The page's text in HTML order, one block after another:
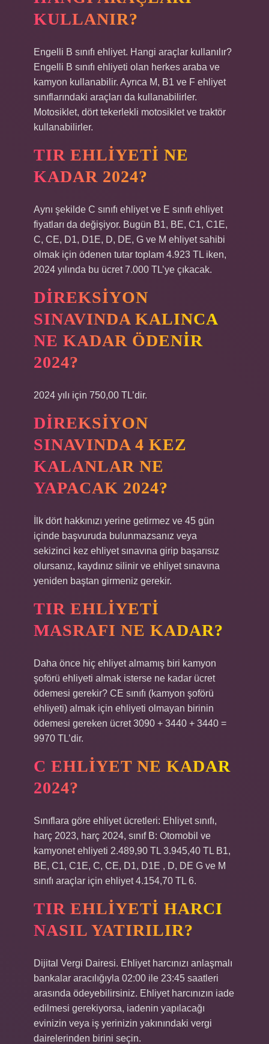
KULLANIR?
Engelli B sınıfı ehliyet. Hangi araçlar kullanılır?
Engelli B sınıfı ehliyeti olan herkes araba ve
kamyon kullanabilir. Ayrıca M, B1 ve F ehliyet
sınıflarındaki araçları da kullanabilirler.
Motosiklet, dört tekerlekli motosiklet ve traktör
kullanabilirler.
TIR EHLIYETI NE
KADAR 2024?
Aynı şekilde C sınıfı ehliyet ve E sınıfı ehliyet
fiyatları da değişiyor. Bugün B1, BE, C1, C1E,
C, CE, D1, D1E, D, DE, G ve M ehliyet sahibi
olmak için ödenen tutar toplam 4.923 TL iken,
2024 yılında bu ücret 7.000 TL’ye çıkacak.
DIREKSIYON
SINAVINDA KALINCA
NE KADAR ÖDENIR
2024?
2024 yılı için 750,00 TL’dir.
DIREKSIYON
SINAVINDA 4 KEZ
KALANLAR NE
YAPACAK 2024?
İlk dört hakkınızı yerine getirmez ve 45 gün
içinde başvuruda bulunmazsanız veya
sekizinci kez ehliyet sınavına girip başarısız
olursanız, kaydınız silinir ve ehliyet sınavına
yeniden baştan girmeniz gerekir.
TIR EHLIYETI
MASRAFI NE KADAR?
Daha önce hiç ehliyet almamış biri kamyon
şoförü ehliyeti almak isterse ne kadar ücret
ödemesi gerekir? CE sınıfı (kamyon şoförü
ehliyeti) almak için ehliyeti olmayan birinin
ödemesi gereken ücret 3090 + 3440 + 3440 =
9970 TL’dir.
C EHLIYET NE KADAR
2024?
Sınıflara göre ehliyet ücretleri: Ehliyet sınıfı,
harç 2023, harç 2024, sınıf B: Otomobil ve
kamyonet ehliyeti 2.489,90 TL 3.945,40 TL B1,
BE, C1, C1E, C, CE, D1, D1E , D, DE G ve M
sınıfı araçlar için ehliyet 4.154,70 TL 6.
TIR EHLIYETI HARCI
NASIL YATIRILIR?
Dijital Vergi Dairesi. Ehliyet harcınızı anlaşmalı
bankalar aracılığıyla 02:00 ile 23:45 saatleri
arasında ödeyebilirsiniz. Ehliyet harcınızın iade
edilmesi gerekiyorsa, iadenin yapılacağı
evinizin veya iş yerinizin yakınındaki vergi
dairelerinden birini seçin.